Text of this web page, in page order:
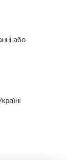
або